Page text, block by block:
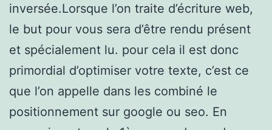
inversée.Lorsque l’on traite d’écriture web,
le but pour vous sera d’être rendu présent
et spécialement lu. pour cela il est donc
primordial d’optimiser votre texte, c’est ce
que l’on appelle dans les combiné le
positionnement sur google ou seo. En